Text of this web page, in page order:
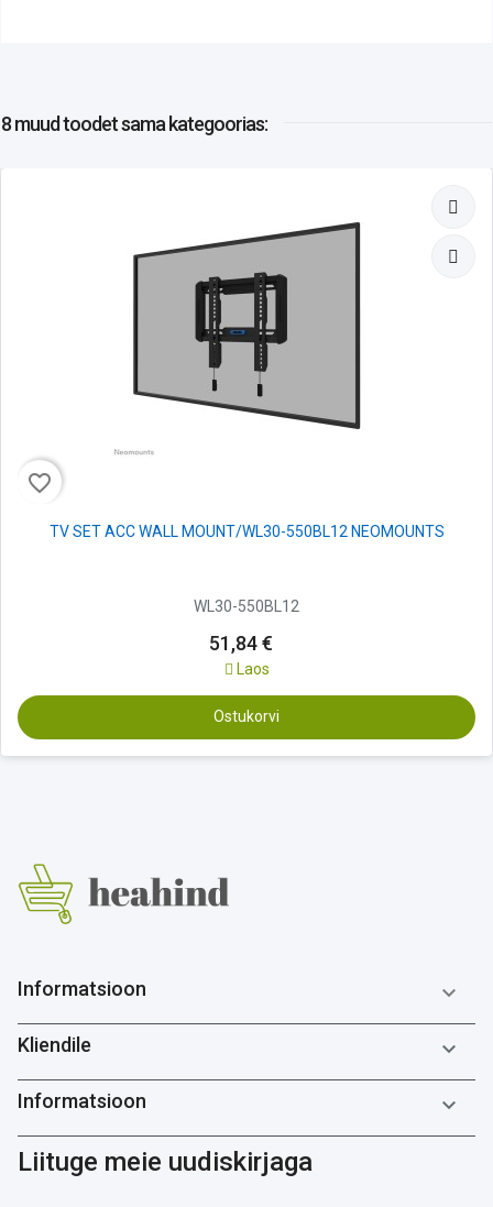
8 muud toodetsama kategoorias:
favorite_border
TV SET ACC WALL MOUNT/WL30-550BL12 NEOMOUNTS
WL30-550BL12
51,84 €
Laos
Ostukorvi
Informatsioon 
Kliendile 
Informatsioon 
Liituge meie uudiskirjaga